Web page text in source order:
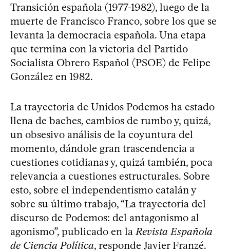
Transición española (1977-1982), luego de la
muerte de Francisco Franco, sobre los que se
levanta la democracia española. Una etapa
que termina con la victoria del Partido
Socialista Obrero Español (PSOE) de Felipe
González en 1982.
La trayectoria de Unidos Podemos ha estado
llena de baches, cambios de rumbo y, quizá,
un obsesivo análisis de la coyuntura del
momento, dándole gran trascendencia a
cuestiones cotidianas y, quizá también, poca
relevancia a cuestiones estructurales. Sobre
esto, sobre el independentismo catalán y
sobre su último trabajo, “La trayectoria del
discurso de Podemos: del antagonismo al
agonismo”, publicado en la Revista Española
de Ciencia Política, responde Javier Franzé.